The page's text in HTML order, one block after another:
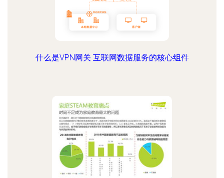
什么是VPN网关 互联网数据服务的核心组件